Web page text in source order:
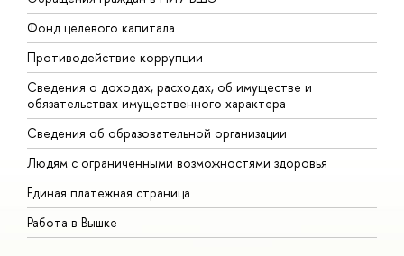
Фонд целевого капитала
Противодействие коррупции
Сведения о доходах, расходах, об имуществе и
обязательствах имущественного характера
Сведения об образовательной организации
Людям с ограниченными возможностями здоровья
Единая платежная страница
Работа в Вышке